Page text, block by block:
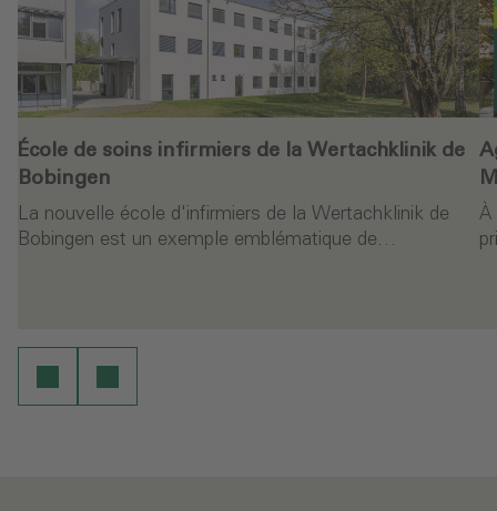
École de soins infirmiers de la Wertachklinik de
Bobingen
La nouvelle école d'infirmiers de la Wertachklinik de
Bobingen est un exemple emblématique de…
À